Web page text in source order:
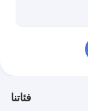
فئاتنا